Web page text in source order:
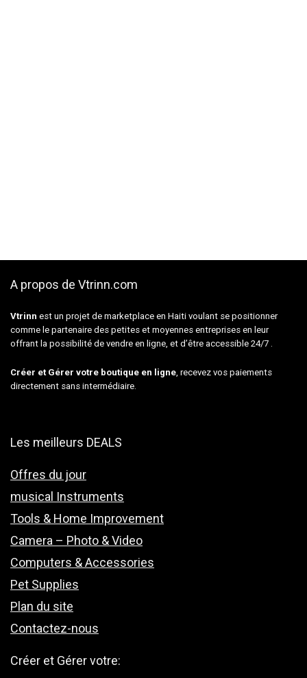
A propos de Vtrinn.com
Vtrinn est un projet de marketplace en Haiti voulant se positionner
comme le partenaire des petites et moyennes entreprises en leur
offrant la possibilité de vendre en ligne, et d’être accessible 24/7 .
Créer et Gérer votre boutique en ligne, recevez vos paiements
directement sans intermédiaire.
Les meilleurs DEALS
Offres du jour
musical Instruments
Tools & Home Improvement
Camera – Photo & Video
Computers & Accessories
Pet Supplies
Plan du site
Contactez-nous
Créer et Gérer votre: